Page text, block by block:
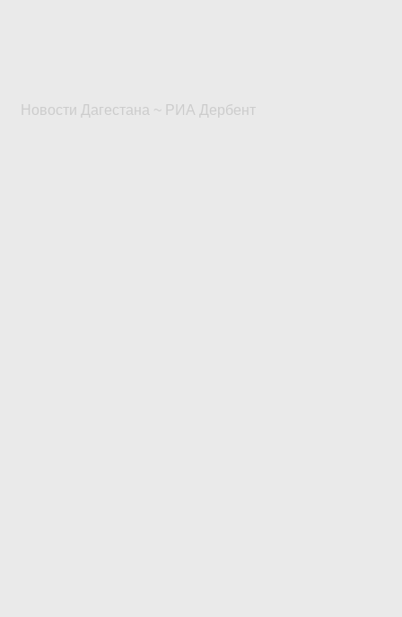
Новости Дагестана ~ РИА Дербент